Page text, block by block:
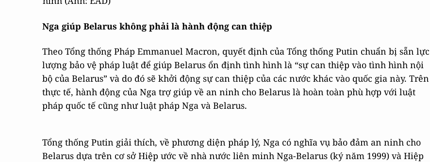
Nga giúp Belarus không phải là hành động can thiệp
Theo Tổng thống Pháp Emmanuel Macron, quyết định của Tổng thống Putin chuẩn bị sẵn lực
lượng bảo vệ pháp luật để giúp Belarus ổn định tình hình là “sự can thiệp vào tình hình nội
bộ của Belarus” và do đó sẽ khởi động sự can thiệp của các nước khác vào quốc gia này. Trên
thực tế, hành động của Nga trợ giúp về an ninh cho Belarus là hoàn toàn phù hợp với luật
pháp quốc tế cũng như luật pháp Nga và Belarus.
Tổng thống Putin giải thích, về phương diện pháp lý, Nga có nghĩa vụ bảo đảm an ninh cho
Belarus dựa trên cơ sở Hiệp ước về nhà nước liên minh Nga-Belarus (ký năm 1999) và Hiệp